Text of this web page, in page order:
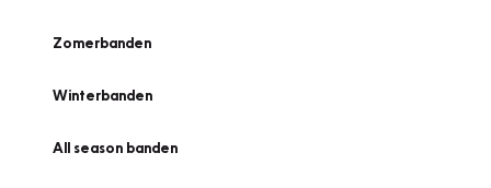
Zomerbanden
Winterbanden
All season banden